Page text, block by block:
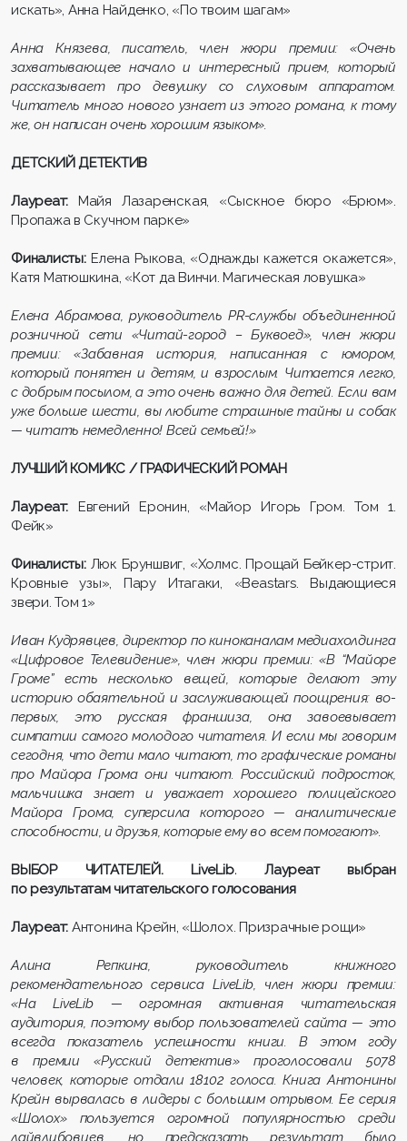
искать», Анна Найденко, «По твоим шагам»
Анна Князева, писатель, член жюри премии: «Очень
захватывающее начало и интересный прием, который
рассказывает про девушку со слуховым аппаратом.
Читатель много нового узнает из этого романа, к тому
же, он написан очень хорошим языком».
ДЕТСКИЙ ДЕТЕКТИВ
Лауреат: Майя Лазаренская, «Сыскное бюро «Брюм».
Пропажа в Скучном парке»
Финалисты:Елена Рыкова, «Однажды кажется окажется»,
Катя Матюшкина, «Кот да Винчи. Магическая ловушка»
Елена Абрамова, руководитель PR-службы объединенной
розничной сети «Читай-город – Буквоед», член жюри
премии: «Забавная история, написанная с юмором,
который понятен и детям, и взрослым. Читается легко,
с добрым посылом, а это очень важно для детей. Если вам
уже больше шести, вы любите страшные тайны и собак
— читать немедленно! Всей семьей!»
ЛУЧШИЙ КОМИКС / ГРАФИЧЕСКИЙ РОМАН
Лауреат: Евгений Еронин, «Майор Игорь Гром. Том 1.
Фейк»
Финалисты:Люк Бруншвиг, «Холмс. Прощай Бейкер-стрит.
Кровные узы», Пару Итагаки, «Beastars. Выдающиеся
звери. Том 1»
Иван Кудрявцев, директор по киноканалам медиахолдинга
«Цифровое Телевидение», член жюри премии: «В “Майоре
Громе” есть несколько вещей, которые делают эту
историю обаятельной и заслуживающей поощрения: во-
первых, это русская франшиза, она завоевывает
симпатии самого молодого читателя. И если мы говорим
сегодня, что дети мало читают, то графические романы
про Майора Грома они читают. Российский подросток,
мальчишка знает и уважает хорошего полицейского
Майора Грома, суперсила которого — аналитические
способности, и друзья, которые ему во всем помогают».
ВЫБОР ЧИТАТЕЛЕЙ. LiveLib.
Лауреат выбран
по результатам читательского голосования
Лауреат: Антонина Крейн, «Шолох. Призрачные рощи»
Алина Репкина, руководитель книжного
рекомендательного сервиса LiveLib, член жюри премии:
«На LiveLib — огромная активная читательская
аудитория, поэтому выбор пользователей сайта — это
всегда показатель успешности книги. В этом году
в премии «Русский детектив» проголосовали 5078
человек, которые отдали 18102 голоса. Книга Антонины
Крейн вырвалась в лидеры с большим отрывом. Ее серия
«Шолох» пользуется огромной популярностью среди
лайвлибовцев, но предсказать результат было